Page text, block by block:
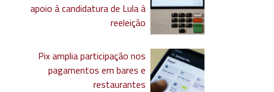
apoio à candidatura de Lula à
reeleição
Pix amplia participação nos
pagamentos em bares e
restaurantes